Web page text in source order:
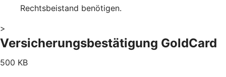
Rechtsbeistand benötigen.
>
Versicherungsbestätigung GoldCard
500 KB